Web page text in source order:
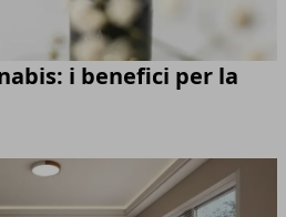
i benefici per la